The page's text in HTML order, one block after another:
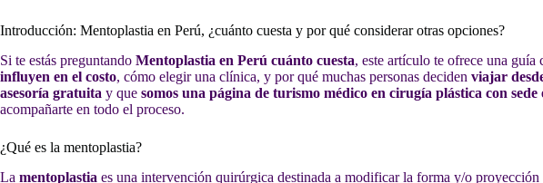
Introducción: Mentoplastia en Perú, ¿cuánto cuesta y por qué considerar otras opciones?
Si te estás preguntando Mentoplastia en Perú cuánto cuesta, este artículo te ofrece una
influyen en el costo, cómo elegir una clínica, y por qué muchas personas deciden viajar
asesoría gratuita y que somos una página de turismo médico en cirugía plástica con
acompañarte en todo el proceso.
¿Qué es la mentoplastia?
La mentoplastia es una intervención quirúrgica destinada a modificar la forma y/o